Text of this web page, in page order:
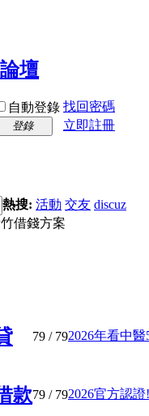
自動登錄 找回密碼
登錄
立即註冊
熱搜: 活動 交友 discuz
借錢方案
79 / 792026年看中
款79 / 792026官方認